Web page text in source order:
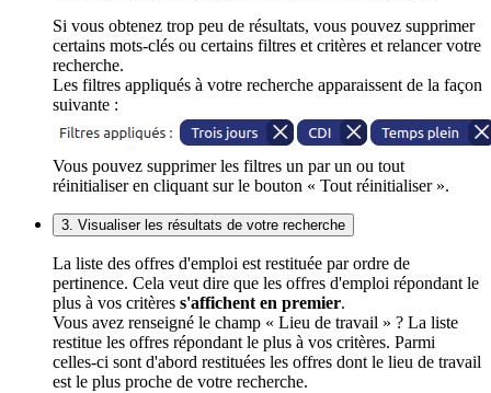
Si vous obtenez trop peu de résultats, vous pouvez supprimer
certains mots-clés ou certains filtres et critères et relancer votre
recherche.
Les filtres appliqués à votre recherche apparaissent de la façon
suivante :
Vous pouvez supprimer les filtres un par un ou tout
réinitialiser en cliquant sur le bouton « Tout réinitialiser ».
3. Visualiser les résultats de votre recherche
La liste des offres d'emploi est restituée par ordre de
pertinence. Cela veut dire que les offres d'emploi répondant le
plus à vos critères s'affichent en premier.
Vous avez renseigné le champ « Lieu de travail » ? La liste
restitue les offres répondant le plus à vos critères. Parmi
celles-ci sont d'abord restituées les offres dont le lieu de travail
est le plus proche de votre recherche.